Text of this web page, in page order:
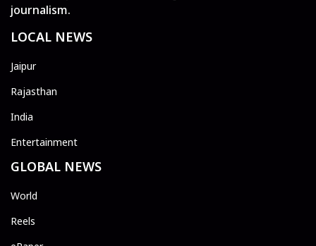
journalism.
LOCAL NEWS
Jaipur
Rajasthan
India
Entertainment
GLOBAL NEWS
World
Reels